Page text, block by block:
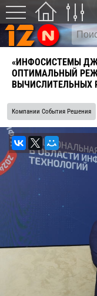
«ИНФОСИСТЕМЫ
ОПТИМАЛЬНЫЙ
ВЫЧИСЛИТЕЛЬНЫХ
Компании События Решения